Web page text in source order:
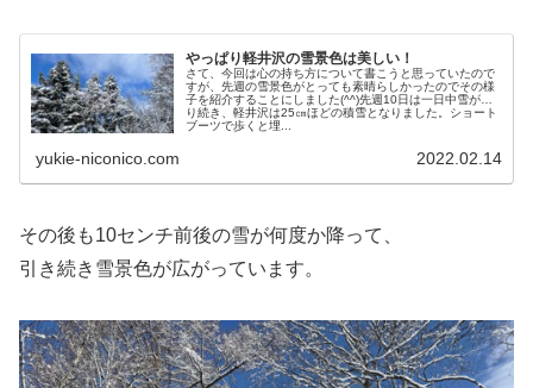
やっぱり軽井沢の雪景色は美しい！
さて、今回は心の持ち方について書こうと思っていたので
すが、先週の雪景色がとっても素晴らしかったのでその様
子を紹介することにしました(^^)先週10日は一日中雪が降
り続き、軽井沢は25㎝ほどの積雪となりました。ショート
ブーツで歩くと埋...
yukie-niconico.com 2022.02.14
その後も10センチ前後の雪が何度か降って、
引き続き雪景色が広がっています。